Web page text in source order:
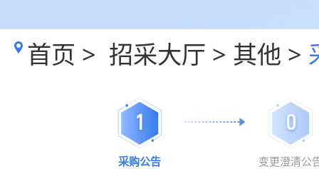
首页 > 招采大厅 > 其他 >
1
采购公告
0
变更澄清公